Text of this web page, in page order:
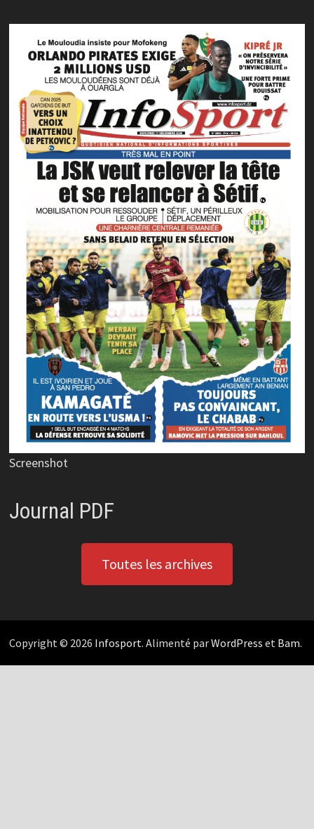
Screenshot
Journal PDF
Toutes les archives
Copyright © 2026 Infosport. Alimenté parWordPress et Bam.